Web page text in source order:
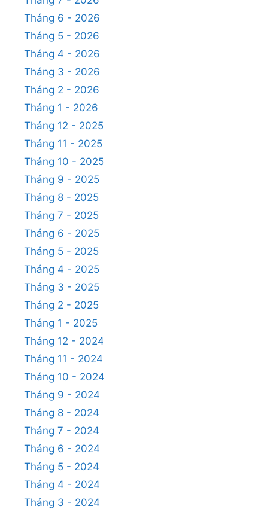
Tháng 6 - 2026
Tháng 5 - 2026
Tháng 4 - 2026
Tháng 3 - 2026
Tháng 2 - 2026
Tháng 1 - 2026
Tháng 12 - 2025
Tháng 11 - 2025
Tháng 10 - 2025
Tháng 9 - 2025
Tháng 8 - 2025
Tháng 7 - 2025
Tháng 6 - 2025
Tháng 5 - 2025
Tháng 4 - 2025
Tháng 3 - 2025
Tháng 2 - 2025
Tháng 1 - 2025
Tháng 12 - 2024
Tháng 11 - 2024
Tháng 10 - 2024
Tháng 9 - 2024
Tháng 8 - 2024
Tháng 7 - 2024
Tháng 6 - 2024
Tháng 5 - 2024
Tháng 4 - 2024
Tháng 3 - 2024